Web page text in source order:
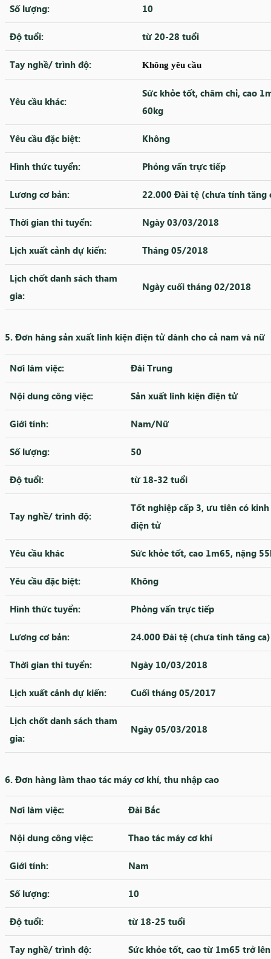
Số lượng: 10
Độ tuổi: từ 20-28 tuổi
Tay nghề/ trình độ: Không yêu cầu
Yêu cầu khác:
Sức khỏe tốt, chăm chỉ, cao
60kg
Yêu cầu đặc biệt: Không
Hình thức tuyển: Phỏng vấn trực tiếp
Lương cơ bản: 22.000 Đài tệ (chưa tính tăng
Thời gian thi tuyển: Ngày 03/03/2018
Lịch xuất cảnh dự kiến: Tháng 05/2018
Lịch chốt danh sách tham
gia:
Ngày cuối tháng 02/2018
5. Đơn hàng sản xuất linh kiện điện tử dành cho cả nam và nữ
Nơi làm việc: Đài Trung
Nội dung công việc: Sản xuất linh kiện điện tử
Giới tính: Nam/Nữ
Số lượng: 50
Độ tuổi: từ 18-32 tuổi
Tay nghề/ trình độ:
Tốt nghiệp cấp 3, ưu tiên có
điện tử
Yêu cầu khác Sức khỏe tốt, cao 1m65, nặng
Yêu cầu đặc biệt: Không
Hình thức tuyển: Phỏng vấn trực tiếp
Lương cơ bản: 24.000 Đài tệ (chưa tính tăng ca)
Thời gian thi tuyển: Ngày 10/03/2018
Lịch xuất cảnh dự kiến: Cuối tháng 05/2017
Lịch chốt danh sách tham
gia:
Ngày 05/03/2018
6. Đơn hàng làm thao tác máy cơ khí, thu nhập cao
Nơi làm việc: Đài Bắc
Nội dung công việc: Thao tác máy cơ khí
Giới tính: Nam
Số lượng: 10
Độ tuổi: từ 18-25 tuổi
Tay nghề/ trình độ: Sức khỏe tốt, cao từ 1m65 trở lên